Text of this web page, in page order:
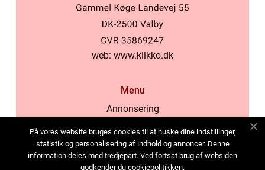
web: www.klikko.dk
Menu
Annonsering
Cookies
Kontakta oss
På vores website bruges cookies til at huske dine indstillinger,
statistik og personalisering af indhold og annoncer. Denne
information deles med tredjepart. Ved fortsat brug af websiden
godkender du cookiepolitikken.